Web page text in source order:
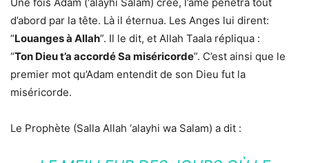
d’abord par la tête. Là il éternua. Les Anges lui dirent:
“Louanges à Allah”. Il le dit, et Allah Taala répliqua :
“Ton Dieu t’a accordé Sa miséricorde”. C’est ainsi que le
premier mot qu’Adam entendit de son Dieu fut la
miséricorde.
Le Prophète (Salla Allah ‘alayhi wa Salam) a dit :